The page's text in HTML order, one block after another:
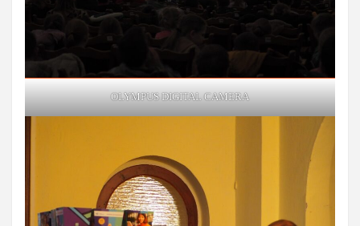
OLYMPUS DIGITAL CAMERA